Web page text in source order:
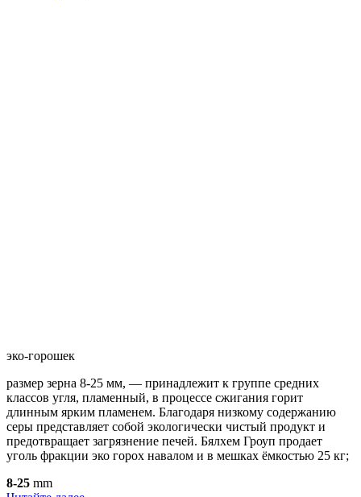
эко-горошек
размер зерна 8-25 мм, — принадлежит к группе средних
классов угля, пламенный, в процессе сжигания горит
длинным ярким пламенем. Благодаря низкому содержанию
серы представляет собой экологически чистый продукт и
предотвращает загрязнение печей. Бялхем Гроуп продает
уголь фракции эко горох навалом и в мешках ёмкостью 25 кг;
8-25 mm